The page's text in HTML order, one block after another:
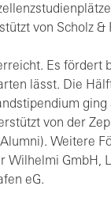
von Scholz &
Es fördert
lässt. Die
von der
Weitere
GmbH,
eG.